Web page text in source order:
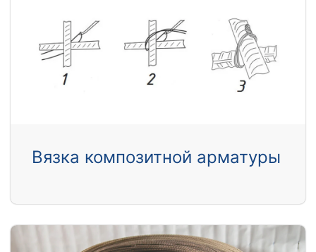
Вязка композитной арматуры